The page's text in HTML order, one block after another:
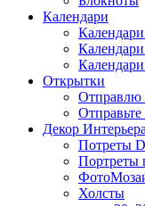
Календари
Открытки
Отправлю
Отправьте
Декор Интерьера
Потреты
Портреты
Холсты